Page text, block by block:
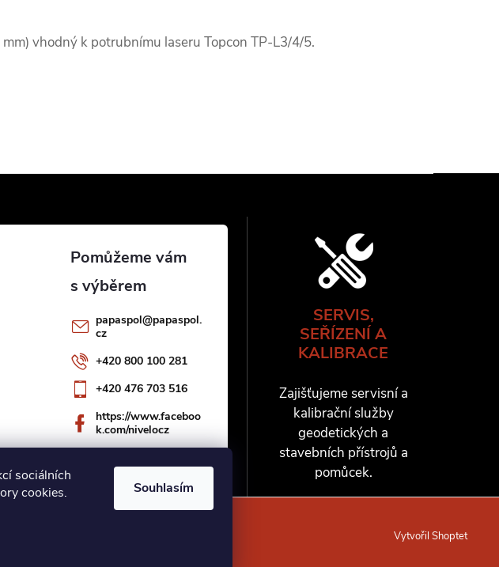
sociálních
cookies.
Souhlasím
vhodný k potrubnímu laseru Topcon TP-L3/4/5.
papaspol@papaspol.
cz
+420 800 100 281
+420 476 703 516
https://www.faceboo
k.com/nivelocz
SERVIS,
SEŘÍZENÍ A
KALIBRACE
Zajišťujeme servisní a
kalibrační služby
geodetických a
stavebních přístrojů a
pomůcek.
Vytvořil Shoptet